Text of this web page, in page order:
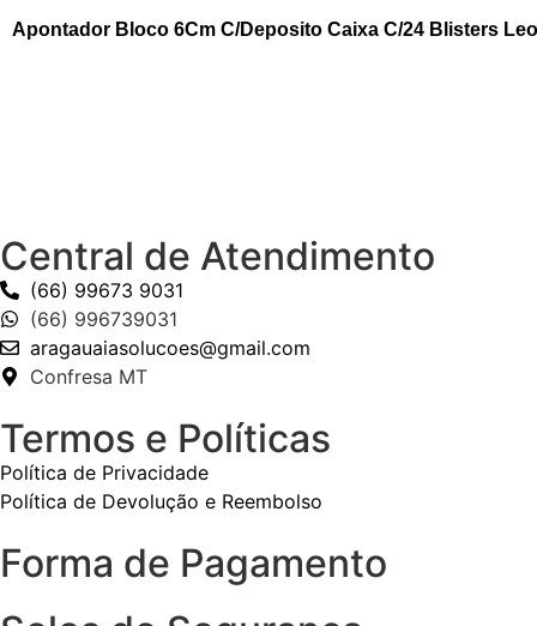
Apontador Bloco 6Cm C/Deposito Caixa C/24 Blisters
Central de Atendimento
(66) 99673 9031
(66) 996739031
aragauaiasolucoes@gmail.com
Confresa MT
Termos e Políticas
Política de Privacidade
Política de Devolução e Reembolso
Forma de Pagamento